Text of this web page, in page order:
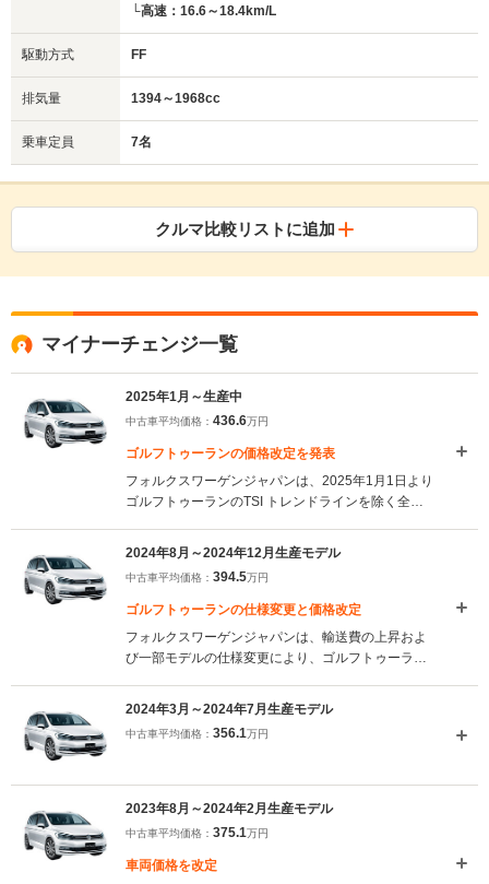
└高速：16.6～18.4km/L
駆動方式 FF
排気量 1394～1968cc
乗車定員 7名
クルマ比較リストに追加
マイナーチェンジ一覧
2025年1月～生産中
中古車平均価格： 436.6万円
ゴルフトゥーランの価格改定を発表
フォルクスワーゲンジャパンは、2025年1月1日より
ゴルフトゥーランのTSI トレンドラインを除く全グ
表した。今回の価格変更は原材料費の上昇に伴うも
ので、価格改定幅は平均約2％となる。（2025.1）
2024年8月～2024年12月生産モデル
中古車平均価格： 394.5万円
ゴルフトゥーランの仕様変更と価格改定
フォルクスワーゲンジャパンは、輸送費の上昇およ
び一部モデルの仕様変更により、ゴルフトゥーラン
た。2024年26週以降に生産されるモデルにおいて、
TSI コンフォートラインにダイナミックコーナリン
グライトがアップグレードパッケージに追加され、
（2024.8）
2024年3月～2024年7月生産モデル
中古車平均価格： 356.1万円
2023年8月～2024年2月生産モデル
中古車平均価格： 375.1万円
車両価格を改定